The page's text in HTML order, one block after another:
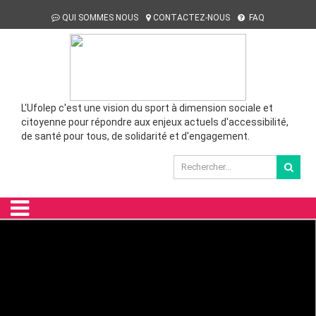
QUI SOMMES NOUS CONTACTEZ-NOUS FAQ
L'Ufolep c'est une vision du sport à dimension sociale et
citoyenne pour répondre aux enjeux actuels d'accessibilité,
de santé pour tous, de solidarité et d'engagement.